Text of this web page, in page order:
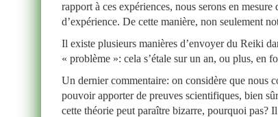
rapport à ces expériences, nous serons en
d’expérience. De cette manière, non seulement
Il existe plusieurs manières d’envoyer du Reiki
« problème »: cela s’étale sur un an, ou plus, en
Un dernier commentaire: on considère que nous
pouvoir apporter de preuves scientifiques, bien
cette théorie peut paraître bizarre, pourquoi pas?